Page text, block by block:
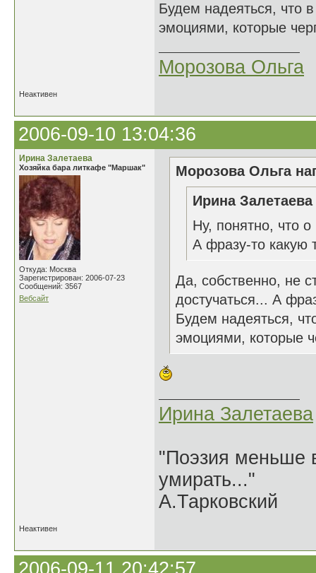
Будем надеяться, что
эмоциями, которые
Морозова Ольга
Неактивен
2006-09-10 13:04:36
Ирина Залетаева
Хозяйка бара литкафе "Маршак"
Откуда: Москва
Зарегистрирован: 2006-07-23
Сообщений: 3567
Вебсайт
Морозова Ольга
Ирина
Ну, понятно, что
А фразу-то какую
Да, собственно, не
достучаться... А
Будем надеяться,
эмоциями, которые
Ирина Залетаева
"Поэзия меньше
умирать..."
А.Тарковский
Неактивен
2006-09-11 20:42:57